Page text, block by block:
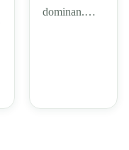
dominan.…